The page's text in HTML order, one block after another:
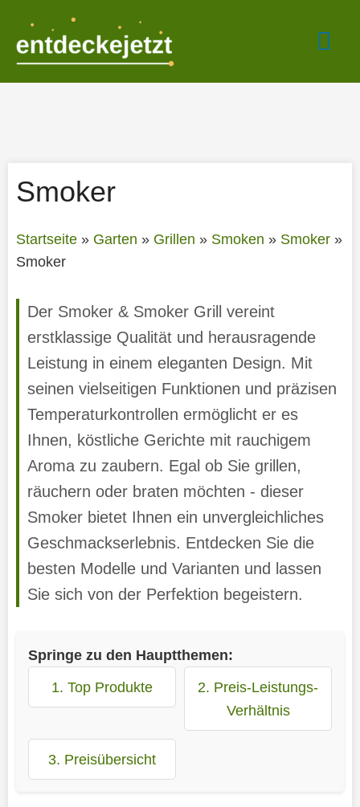
springen
Smoker
Startseite» Garten » Grillen » Smoken » Smoker»
Smoker
Der Smoker & Smoker Grill vereint
erstklassige Qualität und herausragende
Leistung in einem eleganten Design. Mit
seinen vielseitigen Funktionen und präzisen
Temperaturkontrollen ermöglicht er es
Ihnen, köstliche Gerichte mit rauchigem
Aroma zu zaubern. Egal ob Sie grillen,
räuchern oder braten möchten - dieser
Smoker bietet Ihnen ein unvergleichliches
Geschmackserlebnis. Entdecken Sie die
besten Modelle und Varianten und lassen
Sie sich von der Perfektion begeistern.
Springe zu den Hauptthemen:
1. Top Produkte
2. Preis-Leistungs-
Verhältnis
3. Preisübersicht